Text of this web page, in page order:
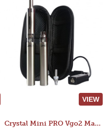
VIEW
Crystal Mini PRO Vgo2 Manual 400mAh Kit